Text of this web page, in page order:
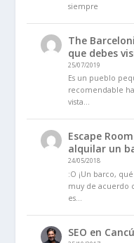
siempre
The
que debes
25/07/2019
Es un pueblo
recomendable
vista…
Escape
alquilar un
24/05/2018
:O ¡Un barco,
muy de acuerdo
es…
SEO en